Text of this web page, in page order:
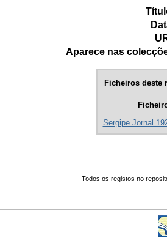
Aparece nas
Ficheiros deste
Sergipe Jornal
Todos os registos no